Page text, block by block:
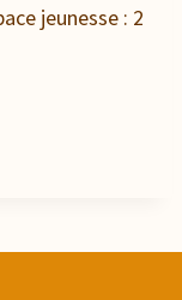
jeunesse : 2